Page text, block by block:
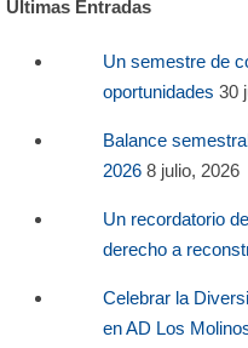
Últimas Entradas
Un semestre de
oportunidades 30
Balance
2026 8 julio, 2026
Un recordatorio
derecho a
Celebrar la
en AD Los